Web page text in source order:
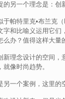
的另一个理念是：创
于帕特里克•布兰克
字和比喻义运用它们
么办？值得这样大量
新理念设计的空间，
像时尚趋势。
另一个案例，这里的